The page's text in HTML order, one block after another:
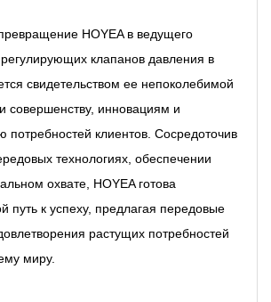
HOYEA в ведущего
клапанов давления в
свидетельством ее непоколебимой
совершенству, инновациям и
потребностей клиентов. Сосредоточив
технологиях, обеспечении
охвате, HOYEA готова
путь к успеху, предлагая передовые
растущих потребностей
миру.